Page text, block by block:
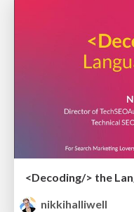
nikkihalliwell